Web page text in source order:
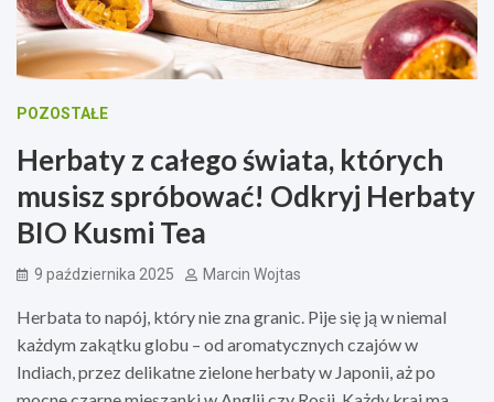
POZOSTAŁE
Herbaty z całego świata, których
musisz spróbować! Odkryj Herbaty
BIO Kusmi Tea
9 października 2025 Marcin Wojtas
Herbata to napój, który nie zna granic. Pije się ją w niemal
każdym zakątku globu – od aromatycznych czajów w
Indiach, przez delikatne zielone herbaty w Japonii, aż po